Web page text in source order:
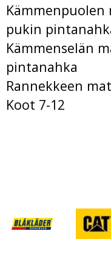
Kämmenpuolen
pukin
Kämmenselän
pintanahka
Rannekkeen
Koot 7-12